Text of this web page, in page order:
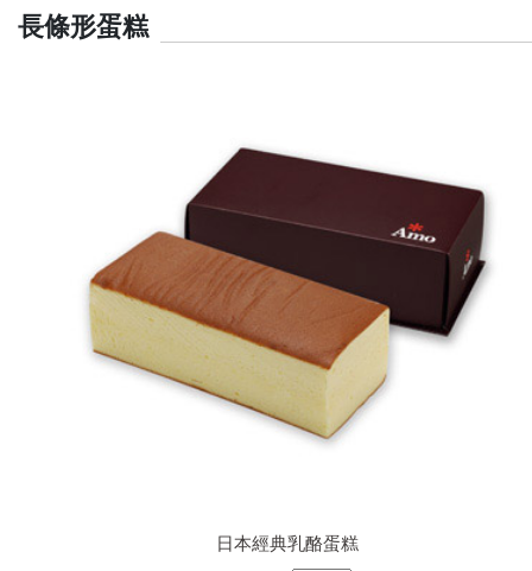
長條形蛋糕
日本經典乳酪蛋糕